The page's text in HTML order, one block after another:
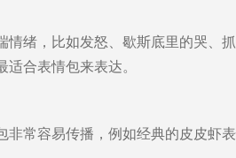
情绪，比如发怒、歇斯底里的哭、
适合表情包来表达。
非常容易传播，例如经典的皮皮虾